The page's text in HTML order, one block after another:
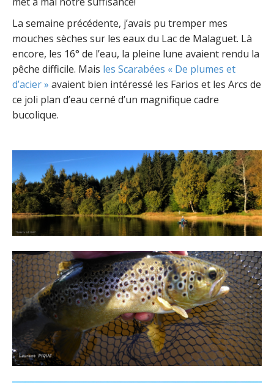
La semaine précédente, j’avais pu tremper mes
mouches sèches sur les eaux du Lac de Malaguet. Là
encore, les 16° de l’eau, la pleine lune avaient rendu la
pêche difficile. Mais les Scarabées « De plumes et
d’acier » avaient bien intéressé les Farios et les Arcs de
ce joli plan d’eau cerné d’un magnifique cadre
bucolique.